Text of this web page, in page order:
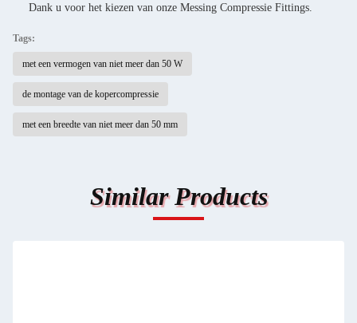
Dank u voor het kiezen van onze Messing Compressie Fittings.
Tags:
met een vermogen van niet meer dan 50 W
de montage van de kopercompressie
met een breedte van niet meer dan 50 mm
Similar Products